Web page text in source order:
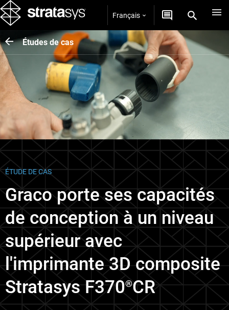
Français
Études de cas
ÉTUDE DE CAS
Graco porte ses capacités
de conception à un niveau
supérieur avec
l'imprimante 3D composite
Stratasys F370®CR